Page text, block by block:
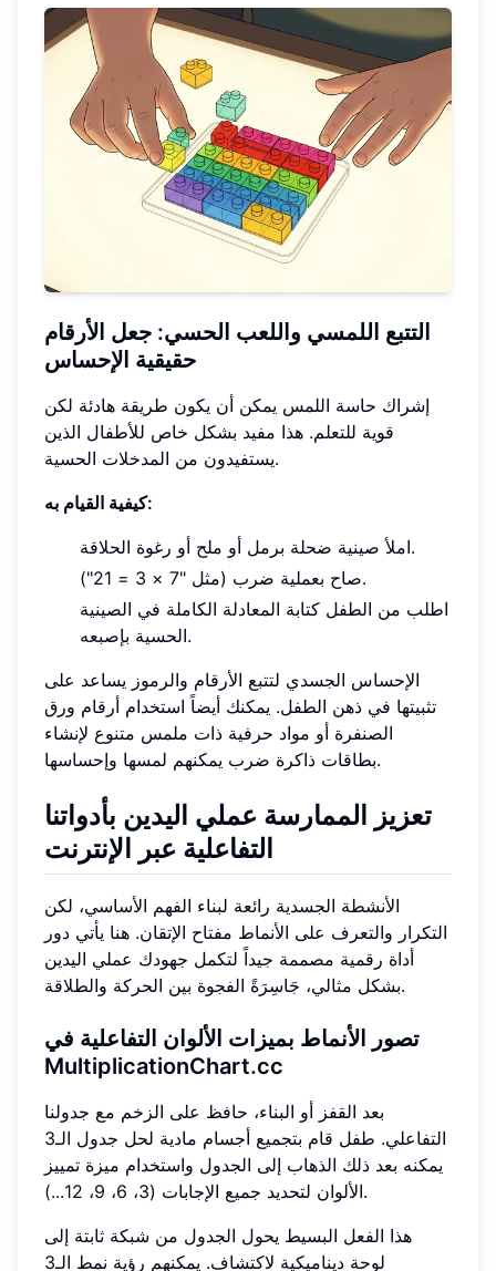
التتبع اللمسي واللعب الحسي: جعل الأرقام
حقيقية الإحساس
إشراك حاسة اللمس يمكن أن يكون طريقة هادئة لكن
قوية للتعلم. هذا مفيد بشكل خاص للأطفال الذين
يستفيدون من المدخلات الحسية.
كيفية القيام به:
املأ صينية ضحلة برمل أو ملح أو رغوة الحلاقة.
صاح بعملية ضرب (مثل "7 × 3 = 21").
اطلب من الطفل كتابة المعادلة الكاملة في الصينية
الحسية بإصبعه.
الإحساس الجسدي لتتبع الأرقام والرموز يساعد على
تثبيتها في ذهن الطفل. يمكنك أيضاً استخدام أرقام ورق
الصنفرة أو مواد حرفية ذات ملمس متنوع لإنشاء
بطاقات ذاكرة ضرب يمكنهم لمسها وإحساسها.
تعزيز الممارسة عملي اليدين بأدواتنا
التفاعلية عبر الإنترنت
الأنشطة الجسدية رائعة لبناء الفهم الأساسي، لكن
التكرار والتعرف على الأنماط مفتاح الإتقان. هنا يأتي دور
أداة رقمية مصممة جيداً لتكمل جهودك عملي اليدين
بشكل مثالي، جَاسِرَةً الفجوة بين الحركة والطلاقة.
تصور الأنماط بميزات الألوان التفاعلية في
MultiplicationChart.cc
بعد القفز أو البناء، حافظ على الزخم مع جدولنا
التفاعلي. طفل قام بتجميع أجسام مادية لحل جدول الـ3
يمكنه بعد ذلك الذهاب إلى الجدول واستخدام ميزة تمييز
الألوان لتحديد جميع الإجابات (3، 6، 9، 12...).
هذا الفعل البسيط يحول الجدول من شبكة ثابتة إلى
لوحة ديناميكية لاكتشاف. يمكنهم رؤية نمط الـ3